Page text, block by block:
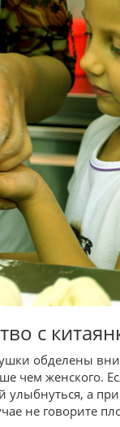
с
обделены
чем женского.
улыбнуться, а
не говорите